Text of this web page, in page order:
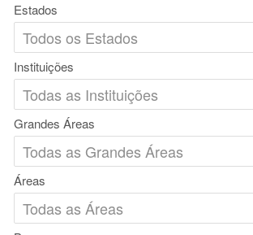
Estados
Instituições
Grandes Áreas
Áreas